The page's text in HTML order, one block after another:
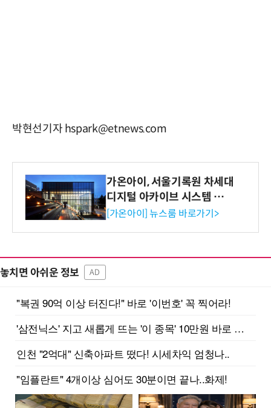
박현선기자 hspark@etnews.com
가온아이, 서울기록원 차세대
디지털 아카이브 시스템 구축
수행
[가온아이] 뉴스룸 바로가기>
놓치면 아쉬운 정보 AD